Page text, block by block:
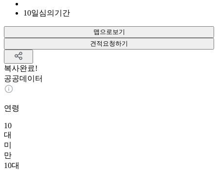
10일심의기간
맵으로보기
견적요청하기
복사완료!
공공데이터
연령
10
대
미
만
10대